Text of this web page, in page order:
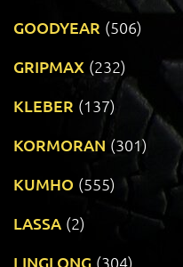
GOODYEAR (506)
GRIPMAX (232)
KLEBER (137)
KORMORAN (301)
KUMHO (555)
LASSA (2)
LINGLONG (304)